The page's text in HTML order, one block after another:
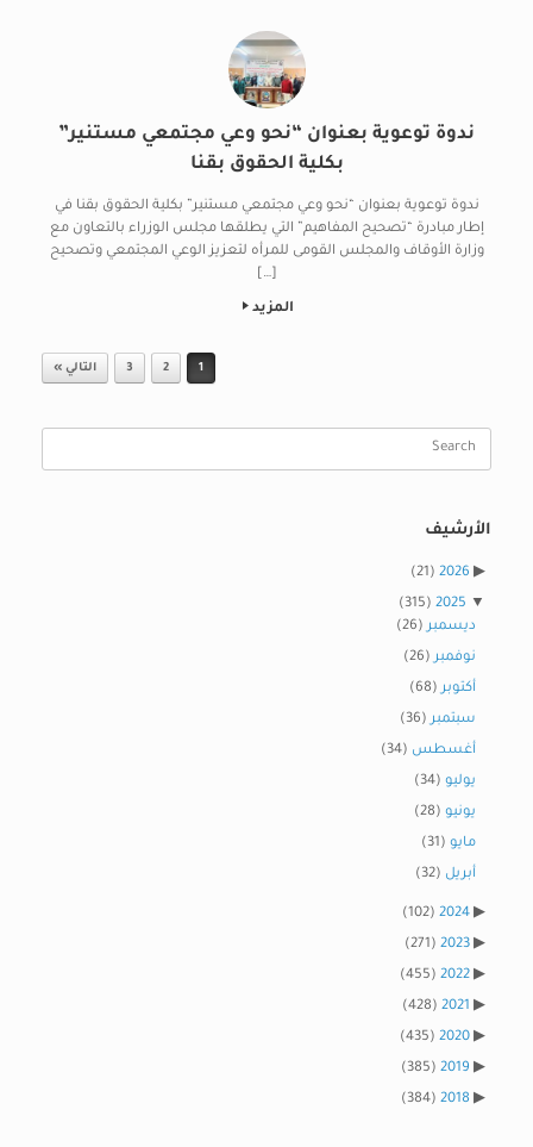
ندوة توعوية بعنوان “نحو وعي مجتمعي مستنير”
بكلية الحقوق بقنا
ندوة توعوية بعنوان “نحو وعي مجتمعي مستنير” بكلية الحقوق بقنا في
إطار مبادرة “تصحيح المفاهيم” التي يطلقها مجلس الوزراء بالتعاون مع
وزارة الأوقاف والمجلس القومى للمرأه لتعزيز الوعي المجتمعي وتصحيح
[…]
المزيد
1
2
3 التالي »
Search
الأرشيف
2026
(21)
2025
(315)
ديسمبر(26)
نوفمبر(26)
أكتوبر(68)
سبتمبر(36)
أغسطس (34)
يوليو (34)
يونيو (28)
مايو (31)
أبريل (32)
2024
(102)
2023
(271)
2022
(455)
2021
(428)
2020
(435)
2019
(385)
2018
(384)